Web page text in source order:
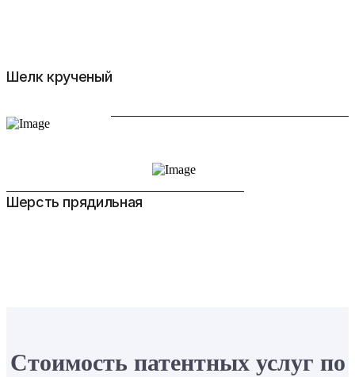
Шелк крученый
Шерсть прядильная
Стоимость патентных услуг по